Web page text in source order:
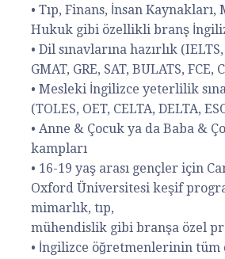
• Tıp, Finans, İnsan
Hukuk gibi özellikli branş
• Dil sınavlarına hazırlık
GMAT, GRE, SAT, BULATS, FCE,
• Mesleki İngilizce yeterlilik
(TOLES, OET, CELTA, DELTA,
• Anne & Çocuk ya da Baba &
kampları
• 16-19 yaş arası gençler için
Oxford Üniversitesi keşif
mimarlık, tıp,
mühendislik gibi branşa özel
• İngilizce öğretmenlerinin tüm